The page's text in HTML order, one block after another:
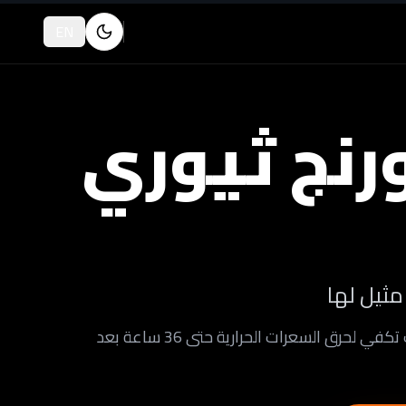
ثيوري
لها
ساعة واحدة من التمرين المكثف تكفي لحرق السعرات الحرارية حتى 36 ساعة بعد